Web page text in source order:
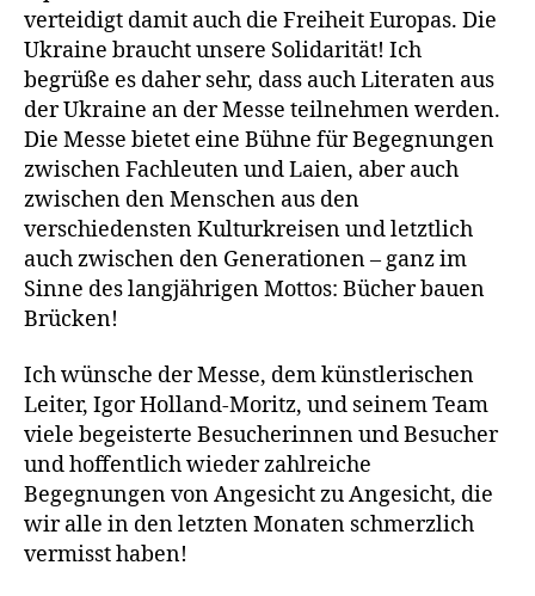
verteidigt damit auch die Freiheit Europas. Die
Ukraine braucht unsere Solidarität! Ich
begrüße es daher sehr, dass auch Literaten aus
der Ukraine an der Messe teilnehmen werden.
Die Messe bietet eine Bühne für Begegnungen
zwischen Fachleuten und Laien, aber auch
zwischen den Menschen aus den
verschiedensten Kulturkreisen und letztlich
auch zwischen den Generationen – ganz im
Sinne des langjährigen Mottos: Bücher bauen
Brücken!
Ich wünsche der Messe, dem künstlerischen
Leiter, Igor Holland-Moritz, und seinem Team
viele begeisterte Besucherinnen und Besucher
und hoffentlich wieder zahlreiche
Begegnungen von Angesicht zu Angesicht, die
wir alle in den letzten Monaten schmerzlich
vermisst haben!